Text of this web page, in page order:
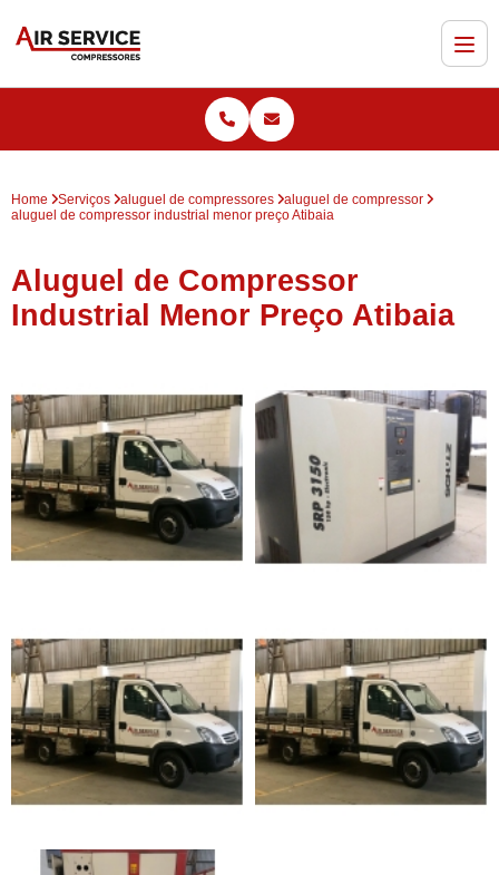
Home Serviços aluguel de compressores
aluguel de compressor
aluguel de compressor industrial menor preço Atibaia
Aluguel de Compressor
Industrial Menor Preço Atibaia